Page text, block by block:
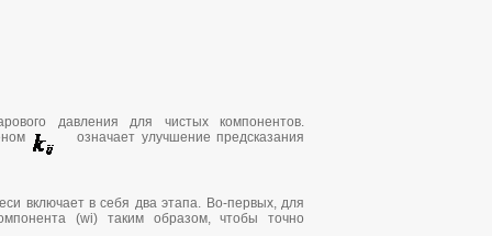
давления для чистых компонентов.
означает улучшение предсказания
включает в себя два этапа. Во-первых, для
(wi) таким образом, чтобы точно